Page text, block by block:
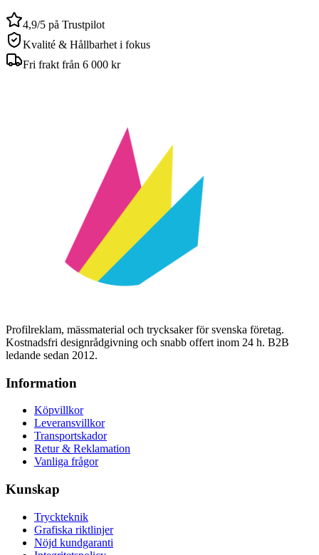
4,9/5 på Trustpilot
Kvalité & Hållbarhet i fokus
Fri frakt från 6 000 kr
Profilreklam, mässmaterial och trycksaker för svenska företag.
Kostnadsfri designrådgivning och snabb offert inom 24 h. B2B
ledande sedan 2012.
Information
Köpvillkor
Leveransvillkor
Transportskador
Retur & Reklamation
Vanliga frågor
Kunskap
Tryckteknik
Grafiska riktlinjer
Nöjd kundgaranti